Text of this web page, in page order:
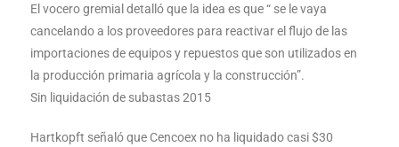
El vocero gremial detalló que la idea es que “ se le vaya
cancelando a los proveedores para reactivar el flujo de las
importaciones de equipos y repuestos que son utilizados en
la producción primaria agrícola y la construcción”.
Sin liquidación de subastas 2015
Hartkopft señaló que Cencoex no ha liquidado casi $30